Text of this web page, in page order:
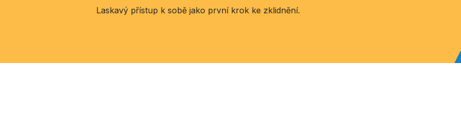
Laskavý přístup k sobě jako první krok ke zklidnění.